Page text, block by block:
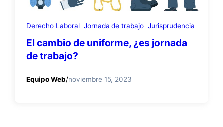
Derecho Laboral Jornada de trabajo Jurisprudencia
El cambio de uniforme, ¿es jornada
de trabajo?
Equipo Web/noviembre 15, 2023